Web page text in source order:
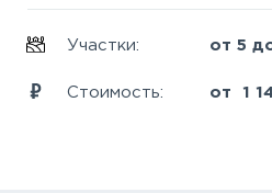
Участки: от 5
Стоимость: от1